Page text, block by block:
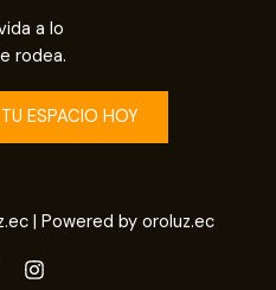
a lo
rodea.
ESPACIO HOY
| Powered by oroluz.ec